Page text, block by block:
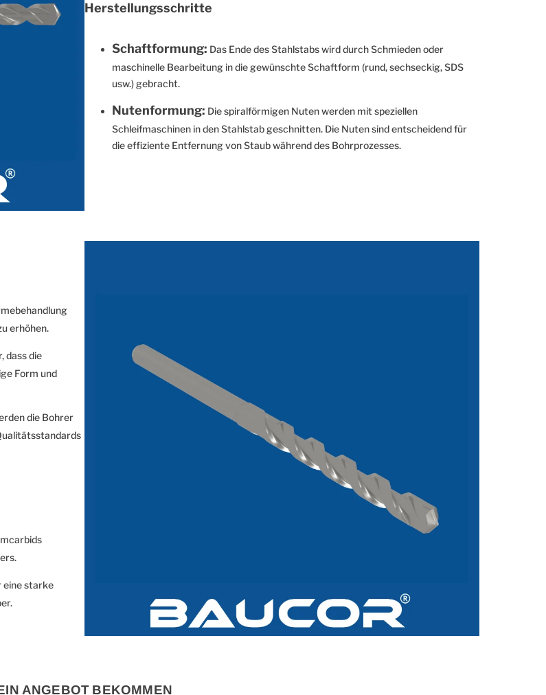
Herstellungsschritte
Schaftformung: Das Ende des Stahlstabs wird durch Schmieden oder
maschinelle Bearbeitung in die gewünschte Schaftform (rund, sechseckig, SDS
usw.) gebracht.
Nutenformung: Die spiralförmigen Nuten werden mit speziellen
Schleifmaschinen in den Stahlstab geschnitten. Die Nuten sind entscheidend für
die effiziente Entfernung von Staub während des Bohrprozesses.
erhöhen.
dass die
Form und
die Bohrer
eine starke
ANGEBOT BEKOMMEN